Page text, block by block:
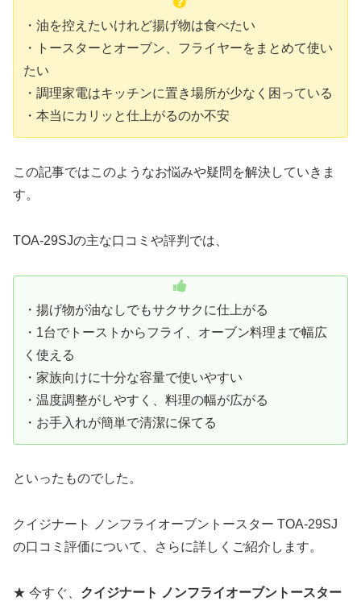
・油を控えたいけれど揚げ物は食べたい
・トースターとオーブン、フライヤーをまとめて使い
たい
・調理家電はキッチンに置き場所が少なく困っている
・本当にカリッと仕上がるのか不安
この記事ではこのようなお悩みや疑問を解決していきま
す。
TOA-29SJの主な口コミや評判では、
・揚げ物が油なしでもサクサクに仕上がる
・1台でトーストからフライ、オーブン料理まで幅広
く使える
・家族向けに十分な容量で使いやすい
・温度調整がしやすく、料理の幅が広がる
・お手入れが簡単で清潔に保てる
といったものでした。
クイジナート ノンフライオーブントースター TOA-29SJ
の口コミ評価について、さらに詳しくご紹介します。
★ 今すぐ、 クイジナート ノンフライオーブントースター